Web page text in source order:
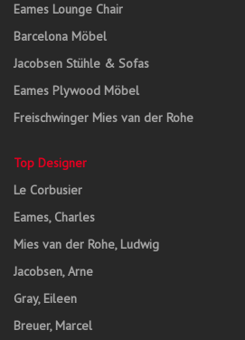
Eames Lounge Chair
Barcelona Möbel
Jacobsen Stühle & Sofas
Eames Plywood Möbel
Freischwinger Mies van der Rohe
Top Designer
Le Corbusier
Eames, Charles
Mies van der Rohe, Ludwig
Jacobsen, Arne
Gray, Eileen
Breuer, Marcel